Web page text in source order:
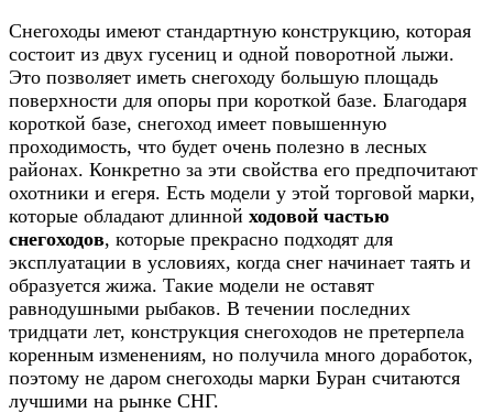
Снегоходы имеют стандартную конструкцию, которая
состоит из двух гусениц и одной поворотной лыжи.
Это позволяет иметь снегоходу большую площадь
поверхности для опоры при короткой базе. Благодаря
короткой базе, снегоход имеет повышенную
проходимость, что будет очень полезно в лесных
районах. Конкретно за эти свойства его предпочитают
охотники и егеря. Есть модели у этой торговой марки,
которые обладают длинной ходовой частью
снегоходов, которые прекрасно подходят для
эксплуатации в условиях, когда снег начинает таять и
образуется жижа. Такие модели не оставят
равнодушными рыбаков. В течении последних
тридцати лет, конструкция снегоходов не претерпела
коренным изменениям, но получила много доработок,
поэтому не даром снегоходы марки Буран считаются
лучшими на рынке СНГ.